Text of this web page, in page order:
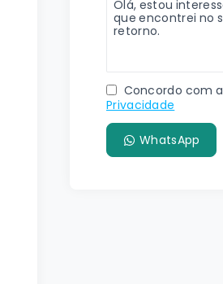
Concordo com a
Privacidade
WhatsApp